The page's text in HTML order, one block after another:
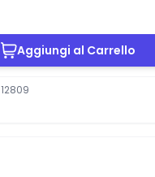
Aggiungi al Carrello
12809